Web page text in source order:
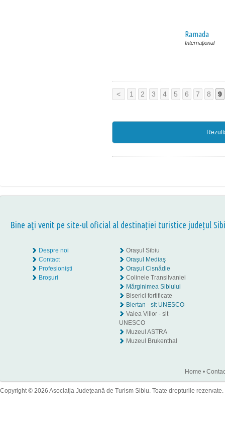
Ramada
Internaţional
< 1 2 3 4 5 6 7 8 9
Bine aţi venit pe site-ul oficial al destinației turistice județul
Despre noi
Contact
Profesionişti
Broşuri
Oraşul Sibiu
Oraşul Mediaş
Oraşul Cisnădie
Colinele Transilvaniei
Mărginimea Sibiului
Biserici fortificate
Biertan - sit UNESCO
Valea Viilor - sit
UNESCO
Muzeul ASTRA
Muzeul Brukenthal
Home •
Copyright © 2026 Asociaţia Judeţeană de Turism Sibiu. Toate drepturile rezervate.